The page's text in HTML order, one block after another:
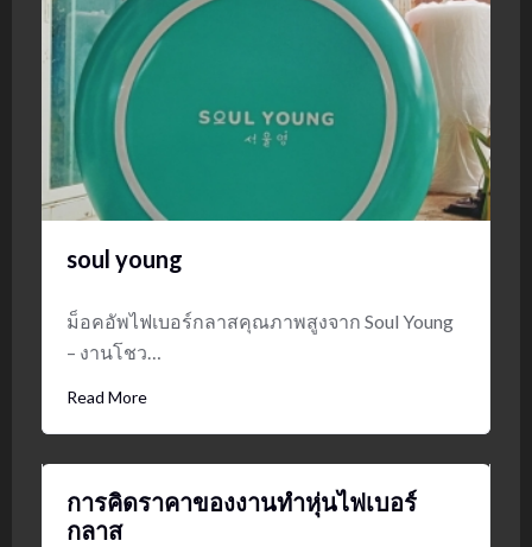
soul young
ม็อคอัพไฟเบอร์กลาสคุณภาพสูงจาก Soul Young
– งานโชว…
Read More
การคิดราคาของงานทำหุ่นไฟเบอร์
กลาส